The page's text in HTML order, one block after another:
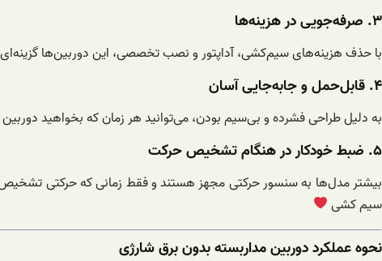
۳. صرفه‌جویی در هزینه‌ها
با حذف هزینه‌های سیم‌کشی، آداپتور و نصب تخصصی، این دوربین‌ها
۴. قابل‌حمل و جابه‌جایی آسان
به دلیل طراحی فشرده و بی‌سیم بودن، می‌توانید هر زمان که بخواهید دوربین
۵. ضبط خودکار در هنگام تشخیص حرکت
بیشتر مدل‌ها به سنسور حرکتی مجهز هستند و فقط زمانی که حرکتی
سیم کشی
نحوه عملکرد دوربین مداربسته بدون برق شارژی